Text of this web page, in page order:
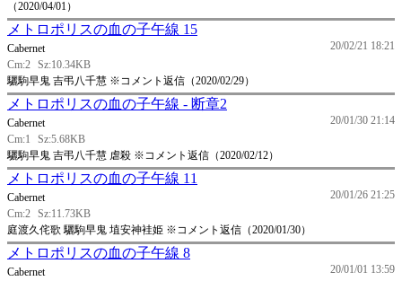
（2020/04/01）
メトロポリスの血の子午線 15
20/02/21 18:21
Cabernet
Cm:2 Sz:10.34KB
驪駒早鬼 吉弔八千慧 ※コメント返信（2020/02/29）
メトロポリスの血の子午線 - 断章2
20/01/30 21:14
Cabernet
Cm:1
Sz:5.68KB
驪駒早鬼 吉弔八千慧 虐殺 ※コメント返信（2020/02/12）
メトロポリスの血の子午線 11
20/01/26 21:25
Cabernet
Cm:2 Sz:11.73KB
庭渡久侘歌 驪駒早鬼 埴安神袿姫 ※コメント返信（2020/01/30）
メトロポリスの血の子午線 8
20/01/01 13:59
Cabernet